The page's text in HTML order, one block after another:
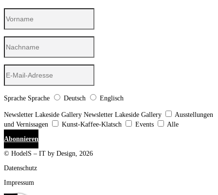
Sprache Sprache Deutsch Englisch
Newsletter Lakeside Gallery Newsletter Lakeside Gallery
Ausstellungen
und Vernissagen
Kunst-Kaffee-Klatsch Events
Alle
Abonnieren
© HodelS – IT by Design, 2026
Datenschutz
Impressum